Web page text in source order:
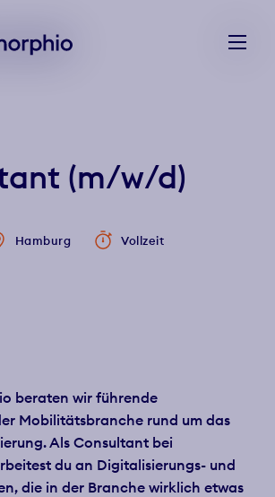
Kompetenzen
Kontakt
(m/w/d)
Hamburg Vollzeit
beraten wir führende
Mobilitätsbranche rund um das
Als Consultant bei
du an Digitalisierungs- und
die in der Branche wirklich etwas